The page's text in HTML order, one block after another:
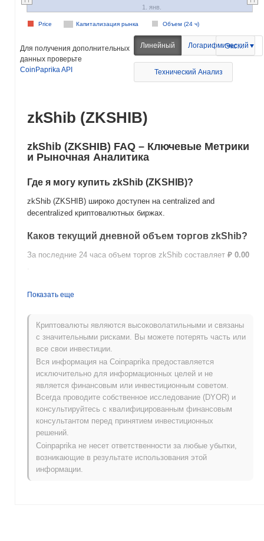
Капитализация рынка Объем (24 ч)
Price
1. янв.
Для получения дополнительных
данных проверьте
CoinPaprika API
Линейный Логарифмический
Экспорт
Технический Анализ
zkShib (ZKSHIB)
zkShib (ZKSHIB) FAQ – Ключевые Метрики
и Рыночная Аналитика
Где я могу купить zkShib (ZKSHIB)?
zkShib (ZKSHIB) широко доступен на centralized and
decentralized криптовалютных биржах.
Каков текущий дневной объем торгов zkShib?
За последние 24 часа объем торгов zkShib составляет ₽ 0.00
.
Какова история ценового диапазона zkShib?
Исторический минимум (ATL):
zkShib в настоящее время торгуется на ~0.00%
Как zkShib работает по сравнению с более
широким криптовалютным рынком?
За последние 7 дней zkShib вырос на0.00%, отставая от
общего криптовалютного рынка который показал рост на
0.23%. Это указывает на временное отставание в ценовом
движении ZKSHIB относительно более широкого рыночного
импульса.
Показать еще
Криптовалюты являются высоковолатильными и связаны
с значительными рисками. Вы можете потерять часть или
все свои инвестиции.
Вся информация на Coinpaprika предоставляется
исключительно для информационных целей и не
является финансовым или инвестиционным советом.
Всегда проводите собственное исследование (DYOR) и
консультируйтесь с квалифицированным финансовым
консультантом перед принятием инвестиционных
решений.
Coinpaprika не несет ответственности за любые убытки,
возникающие в результате использования этой
информации.